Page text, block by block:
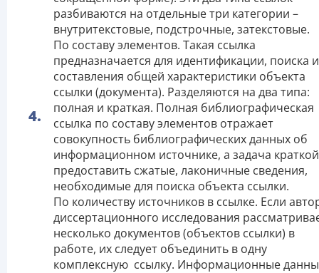
разбиваются на отдельные три категории –
внутритекстовые, подстрочные, затекстовые.
По составу элементов. Такая ссылка
предназначается для идентификации, поиска и
составления общей характеристики объекта
ссылки (документа). Разделяются на два типа:
полная и краткая. Полная библиографическая
ссылка по составу элементов отражает
совокупность библиографических данных об
информационном источнике, а задача
предоставить сжатые, лаконичные сведения,
необходимые для поиска объекта ссылки.
По количеству источников в ссылке. Если
диссертационного исследования
несколько документов (объектов ссылки) в
работе, их следует объединить в одну
комплексную ссылку. Информационные